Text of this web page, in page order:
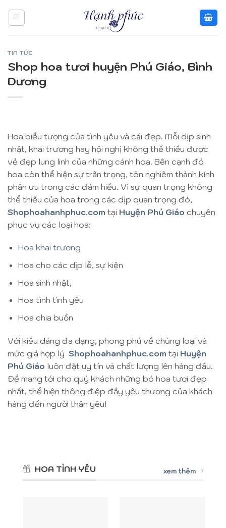
TIN TỨC
Shop hoa tươi huyện Phú Giáo, Bình
Dương
Hoa biểu tượng của tình yêu và cái đẹp. Mỗi dịp sinh
nhật, khai trương hay hội nghị không thể thiếu được
vẻ đẹp lung linh của những cánh hoa. Bên cạnh đó
hoa còn thể hiện sự trân trọng, tôn nghiêm thành kính
phân ưu trong các đám hiếu. Vì sự quan trọng không
thể thiếu của hoa trong các dịp quan trọng đó,
Shophoahanhphuc.com tại Huyện Phú Giáo chuyên
phục vụ các loại hoa:
Hoa khai trương
Hoa cho các dịp lễ, sự kiện
Hoa sinh nhật,
Hoa tình tình yêu
Hoa chia buồn
Với kiểu dáng đa dạng, phong phú về chủng loại và
mức giá hợp lý Shophoahanhphuc.com tại Huyện
Phú Giáo luôn đặt uy tín và chất lượng lên hàng đầu.
Để mang tới cho quý khách những bó hoa tươi đẹp
nhất, thể hiện thông điệp đầy yêu thương của khách
hàng đến người thân yêu!
HOA TÌNH YÊU xem thêm